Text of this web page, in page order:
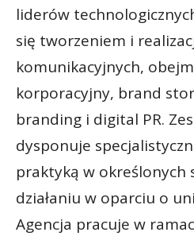
liderów
się tworzeniem i
komunikacyjnych,
korporacyjny, brand
branding i digital PR.
dysponuje
praktyką w określonych
działaniu w oparciu o
Agencja pracuje w